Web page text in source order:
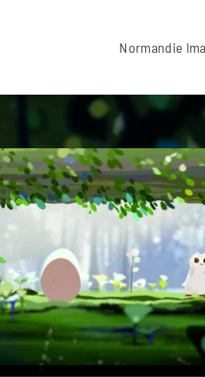
Normandie